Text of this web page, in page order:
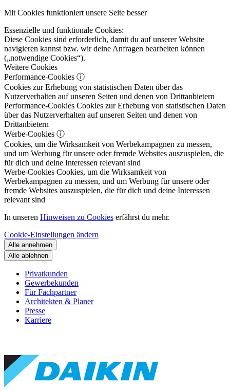
Mit Cookies funktioniert unsere Seite besser
Essenzielle und funktionale Cookies:
Diese Cookies sind erforderlich, damit du auf unserer Website
navigieren kannst bzw. wir deine Anfragen bearbeiten können
(„notwendige Cookies“).
Weitere Cookies
Performance-Cookies ⓘ
Cookies zur Erhebung von statistischen Daten über das
Nutzerverhalten auf unseren Seiten und denen von Drittanbietern
Performance-Cookies Cookies zur Erhebung von statistischen Daten
über das Nutzerverhalten auf unseren Seiten und denen von
Drittanbietern
Werbe-Cookies ⓘ
Cookies, um die Wirksamkeit von Werbekampagnen zu messen,
und um Werbung für unsere oder fremde Websites auszuspielen, die
für dich und deine Interessen relevant sind
Werbe-Cookies Cookies, um die Wirksamkeit von
Werbekampagnen zu messen, und um Werbung für unsere oder
fremde Websites auszuspielen, die für dich und deine Interessen
relevant sind
In unseren Hinweisen zu Cookies erfährst du mehr.
Cookie-Einstellungen ändern
Alle annehmen
Alle ablehnen
Privatkunden
Gewerbekunden
Für Fachpartner
Architekten & Planer
Presse
Karriere